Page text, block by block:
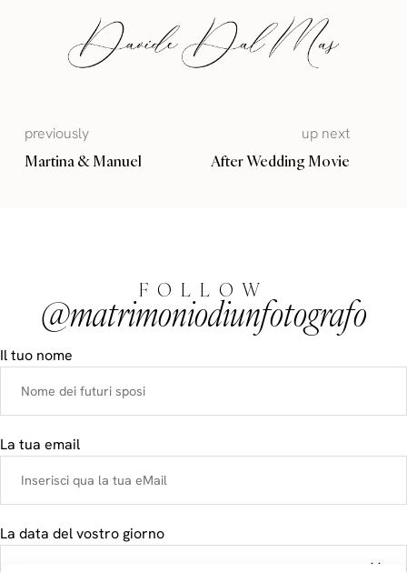
previously
Martina & Manuel
up next
After Wedding Movie
FOLLOW
@matrimoniodiunfotografo
Il tuo nome
La tua email
La data del vostro giorno